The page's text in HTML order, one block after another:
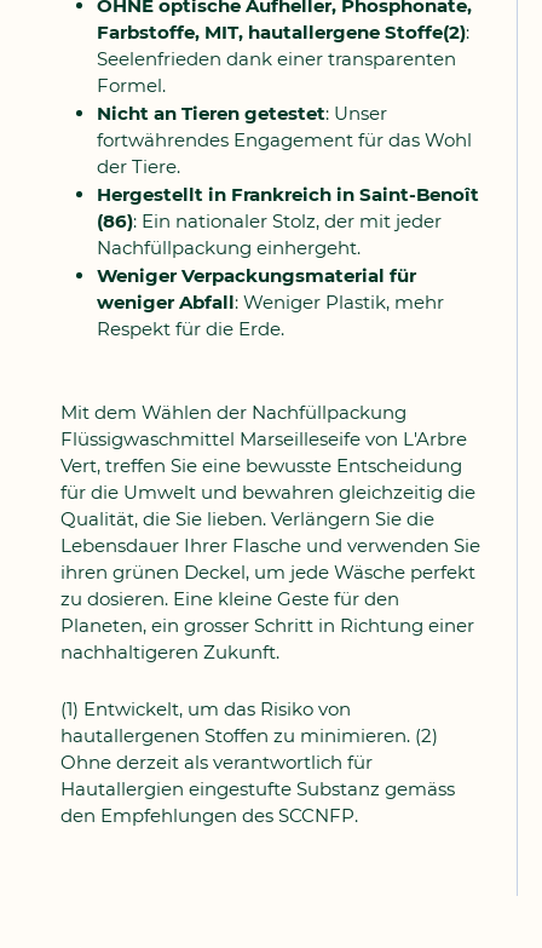
OHNE optische Aufheller, Phosphonate,
Farbstoffe, MIT, hautallergene Stoffe(2):
Seelenfrieden dank einer transparenten
Formel.
Nicht an Tieren getestet: Unser
fortwährendes Engagement für das Wohl
der Tiere.
Hergestellt in Frankreich in Saint-Benoît
(86): Ein nationaler Stolz, der mit jeder
Nachfüllpackung einhergeht.
Weniger Verpackungsmaterial für
weniger Abfall: Weniger Plastik, mehr
Respekt für die Erde.
Mit dem Wählen der Nachfüllpackung
Flüssigwaschmittel Marseilleseife von L'Arbre
Vert, treffen Sie eine bewusste Entscheidung
für die Umwelt und bewahren gleichzeitig die
Qualität, die Sie lieben. Verlängern Sie die
Lebensdauer Ihrer Flasche und verwenden Sie
ihren grünen Deckel, um jede Wäsche perfekt
zu dosieren. Eine kleine Geste für den
Planeten, ein grosser Schritt in Richtung einer
nachhaltigeren Zukunft.
(1) Entwickelt, um das Risiko von
hautallergenen Stoffen zu minimieren. (2)
Ohne derzeit als verantwortlich für
Hautallergien eingestufte Substanz gemäss
den Empfehlungen des SCCNFP.